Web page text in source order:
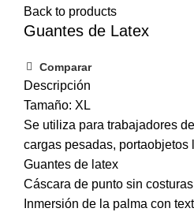
Back to products
Guantes de Latex
Comparar
Descripción
Tamaño: XL
Se utiliza para trabajadores
cargas pesadas, portaobjetos
Guantes de latex
Cáscara de punto sin
Inmersión de la palma con